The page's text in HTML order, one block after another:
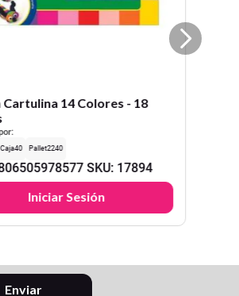
Cartulina 14 Colores - 18
40 2240
SKU: 17894
Iniciar Sesión
Enviar